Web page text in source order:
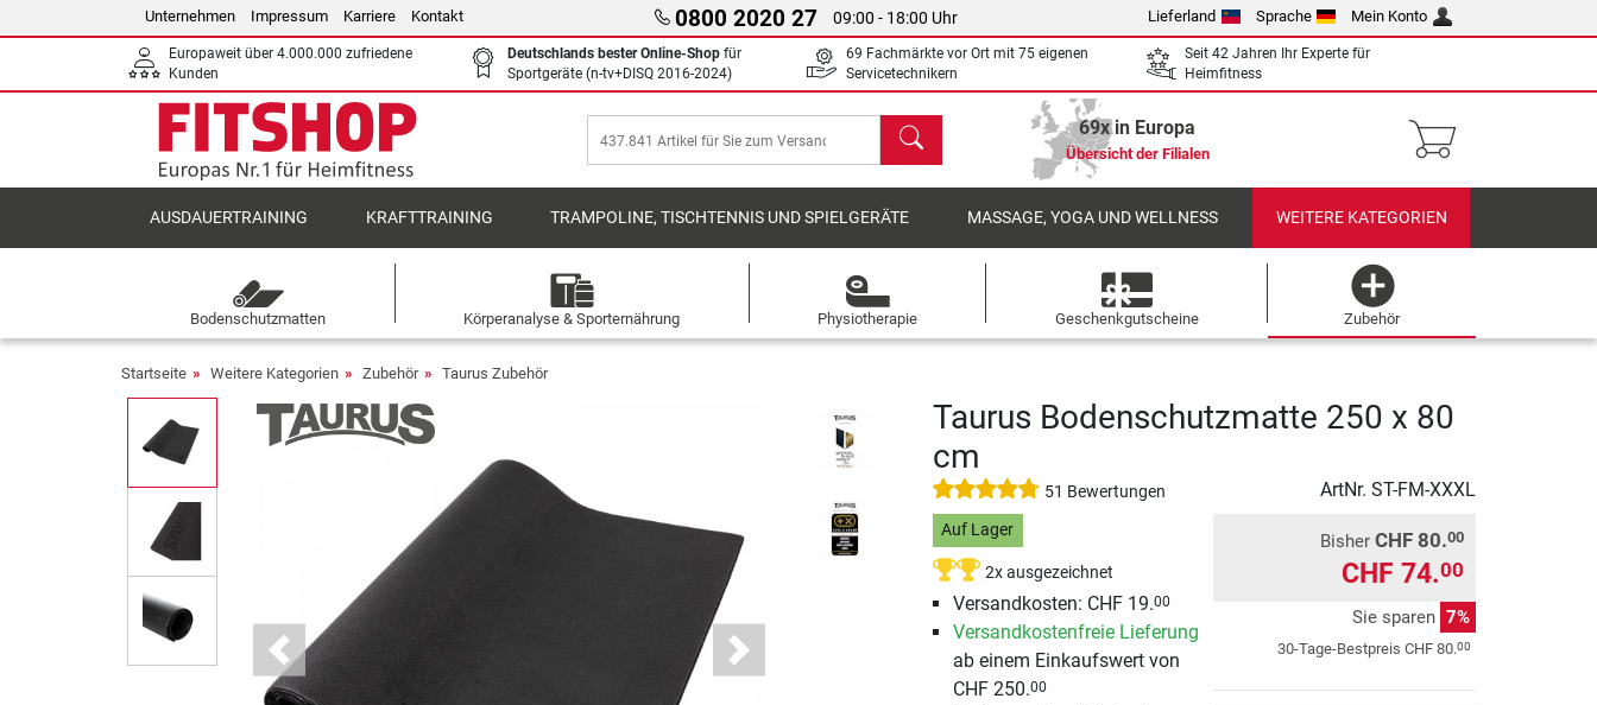
Unternehmen Impressum Karriere Kontakt 0800 2020 27 09:00 - 18:00 Uhr Lieferland Sprache Mein Konto
Europaweit über 4.000.000 zufriedene
Kunden
Deutschlands bester Online-Shop für
Sportgeräte (n-tv+DISQ 2016-2024)
69 Fachmärkte vor Ort mit 75 eigenen
Servicetechnikern
Seit 42 Jahren Ihr Experte für
Heimfitness
Suchen 69x in Europa
Übersicht der Filialen
AUSDAUERTRAINING KRAFTTRAINING TRAMPOLINE, TISCHTENNIS UND SPIELGERÄTE MASSAGE, YOGA UND WELLNESS WEITERE KATEGORIEN
Bodenschutzmatten Körperanalyse & Sporternährung Physiotherapie Geschenkgutscheine Zubehör
Startseite Weitere Kategorien Zubehör Taurus Zubehör
Previous Next
Taurus Bodenschutzmatte 250 x 80
cm
51 Bewertungen ArtNr. ST-FM-XXXL
Auf Lager
2x ausgezeichnet
Versandkosten: CHF 19.00
Versandkostenfreie Lieferung
ab einem Einkaufswert von
CHF 250.00
Bisher CHF 80.00
CHF 74.00
Sie sparen 7%
30-Tage-Bestpreis CHF 80.00